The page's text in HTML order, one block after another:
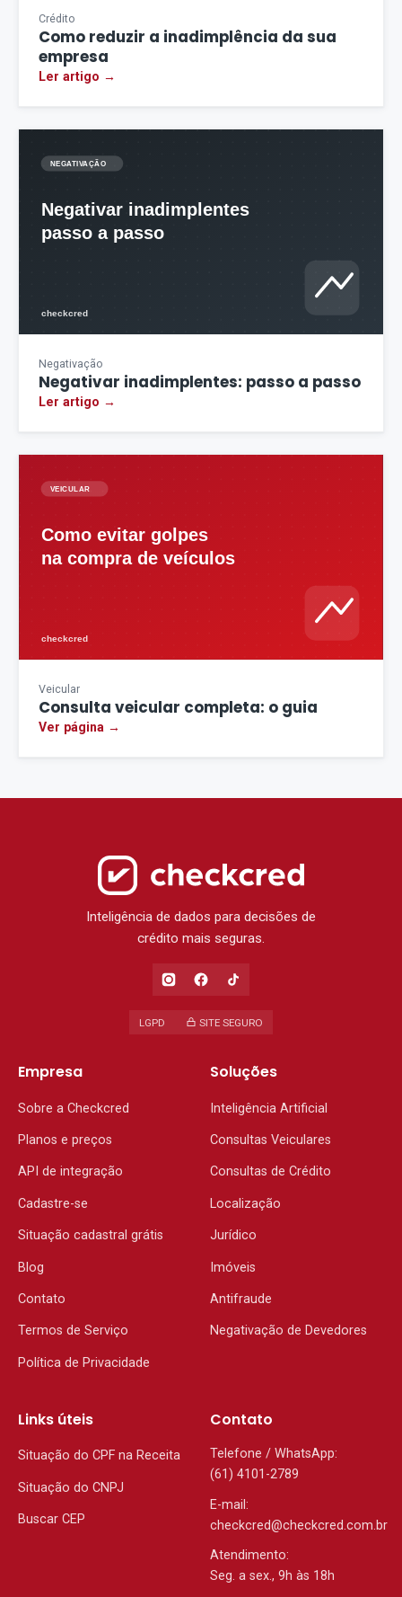
Crédito
Como reduzir a inadimplência da sua
empresa
Ler artigo →
Negativação
Negativar inadimplentes: passo a passo
Ler artigo →
Veicular
Consulta veicular completa: o guia
Ver página →
Inteligência de dados para decisões de
crédito mais seguras.
LGPD SITE SEGURO
Soluções
Inteligência Artificial
Consultas Veiculares
Consultas de Crédito
Localização
Jurídico
Imóveis
Antifraude
Negativação de Devedores
Empresa
Sobre a Checkcred
Planos e preços
API de integração
Cadastre-se
Situação cadastral grátis
Blog
Contato
Termos de Serviço
Política de Privacidade
Links úteis
Situação do CPF na Receita
Situação do CNPJ
Buscar CEP
Contato
Telefone / WhatsApp:
(61) 4101-2789
E-mail:
checkcred@checkcred.com.br
Atendimento:
Seg. a sex., 9h às 18h